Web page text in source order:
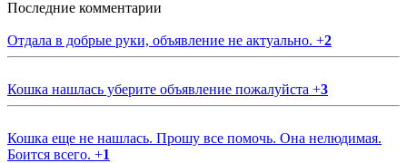
Последние комментарии
Отдала в добрые руки, объявление не актуально. +2
Кошка нашлась уберите объявление пожалуйста +3
Кошка еще не нашлась. Прошу все помочь. Она нелюдимая.
Боится всего. +1